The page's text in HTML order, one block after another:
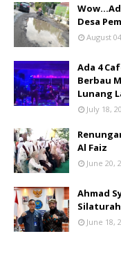
Desa
August
Ada 4
Berbau
Lunang
July 18,
Al Faiz
June 20,
Ahmad
June 18,